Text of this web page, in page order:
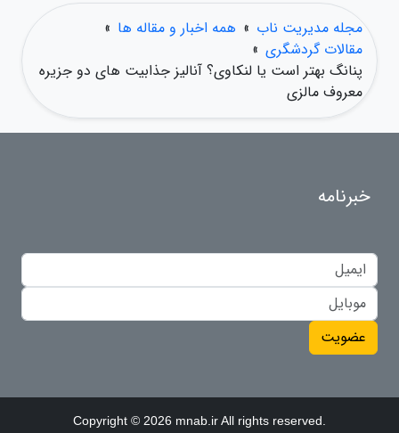
مجله مدیریت ناب » همه اخبار و مقاله ها »
مقالات گردشگری »
پنانگ بهتر است یا لنکاوی؟ آنالیز جذابیت های دو جزیره
معروف مالزی
خبرنامه
عضویت
Copyright © 2026 mnab.ir All rights reserved.